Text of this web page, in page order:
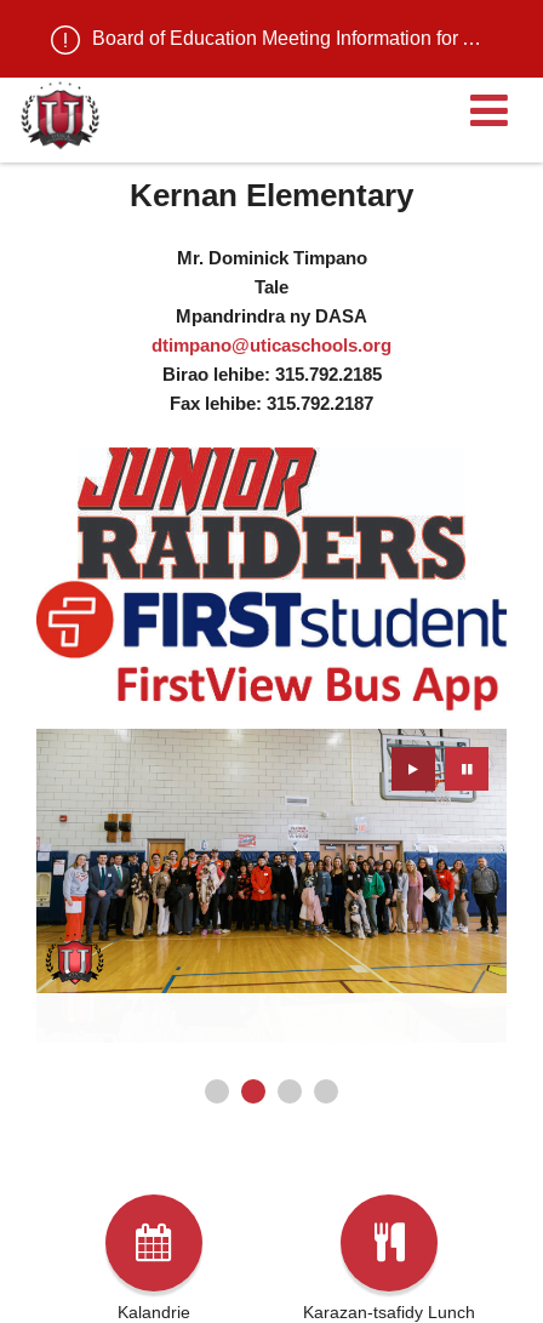
Board of Education Meeting Information for August 11, 2026
Kernan Elementary
Mr. Dominick Timpano
Tale
Mpandrindra ny DASA
dtimpano@uticaschools.org
Birao lehibe: 315.792.2185
Fax lehibe: 315.792.2187
Play Pause
Kalandrie Karazan-tsafidy Lunch